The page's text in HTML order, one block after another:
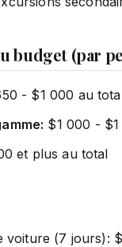
budget (par
- $1 000 au
$1 000 -
et plus au total
voiture (7 jours):